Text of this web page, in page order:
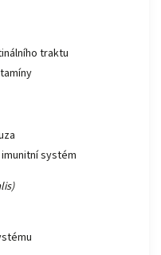
traktu
systém